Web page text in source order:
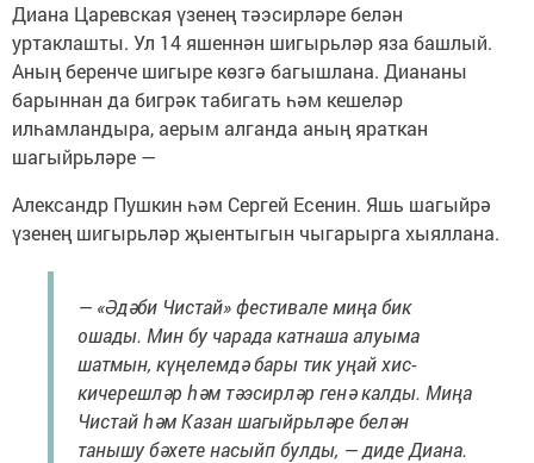
Диана Царевская үзенең тәэсирләре белән
уртаклашты. Ул 14 яшеннән шигырьләр яза башлый.
Аның беренче шигыре көзгә багышлана. Диананы
барыннан да бигрәк табигать һәм кешеләр
илһамландыра, аерым алганда аның яраткан
шагыйрьләре —
Александр Пушкин һәм Сергей Есенин. Яшь шагыйрә
үзенең шигырьләр җыентыгын чыгарырга хыяллана.
— «Әдәби Чистай» фестивале миңа бик
ошады. Мин бу чарада катнаша алуыма
шатмын, күңелемдә бары тик уңай хис-
кичерешләр һәм тәэсирләр генә калды. Миңа
Чистай һәм Казан шагыйрьләре белән
танышу бәхете насыйп булды, — диде Диана.